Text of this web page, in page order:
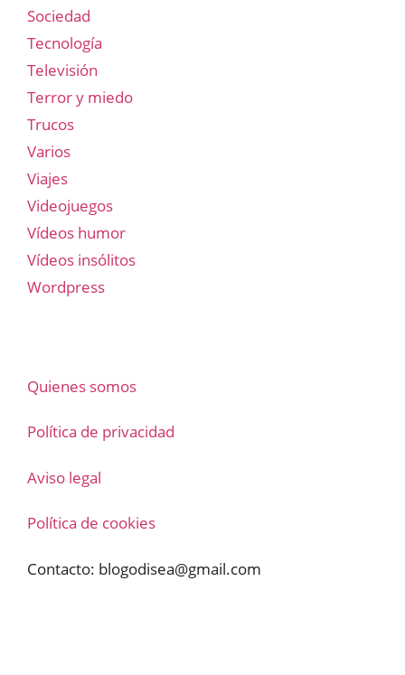
Sociedad
Tecnología
Televisión
Terror y miedo
Trucos
Varios
Viajes
Videojuegos
Vídeos humor
Vídeos insólitos
Wordpress
Quienes somos
Política de privacidad
Aviso legal
Política de cookies
Contacto: blogodisea@gmail.com